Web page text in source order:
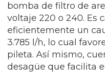
bomba de filtro de
voltaje 220 o 240. Es
eficientemente un
3.785 l/h, lo cual
pileta. Así mismo,
desagüe que facilita